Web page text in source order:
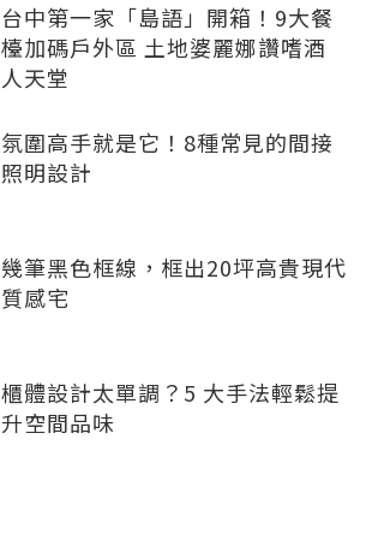
台中第一家「島語」開箱！9大餐
檯加碼戶外區 土地婆麗娜讚嗜酒
人天堂
氛圍高手就是它！8種常見的間接
照明設計
幾筆黑色框線，框出20坪高貴現代
質感宅
櫃體設計太單調？5 大手法輕鬆提
升空間品味